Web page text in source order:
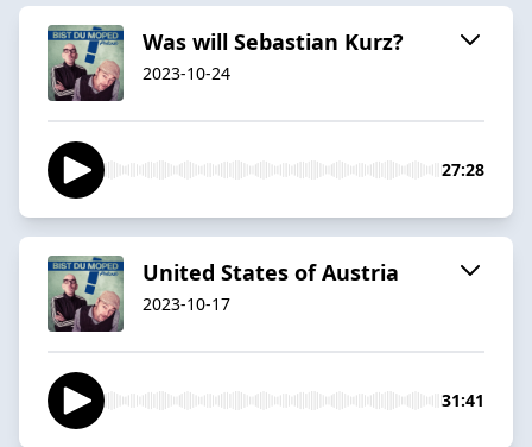
Was will Sebastian Kurz?
2023-10-24
27:28
United States of Austria
2023-10-17
31:41